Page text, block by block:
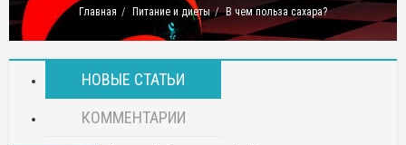
Главная Питание и диеты В чем польза сахара?
НОВЫЕ СТАТЬИ
КОММЕНТАРИИ